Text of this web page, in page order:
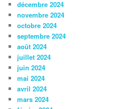
décembre 2024
novembre 2024
octobre 2024
septembre 2024
août 2024
juillet 2024
juin 2024
mai 2024
avril 2024
mars 2024